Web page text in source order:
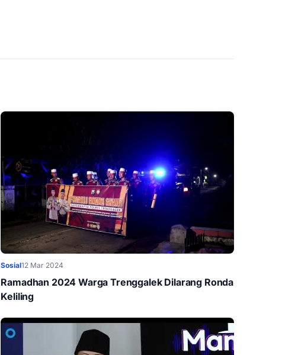
Sosial12 Mar 2024
Ramadhan 2024 Warga Trenggalek Dilarang Ronda
Keliling